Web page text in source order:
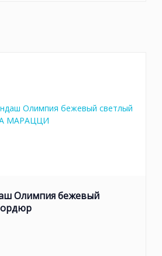
Олимпия бежевый